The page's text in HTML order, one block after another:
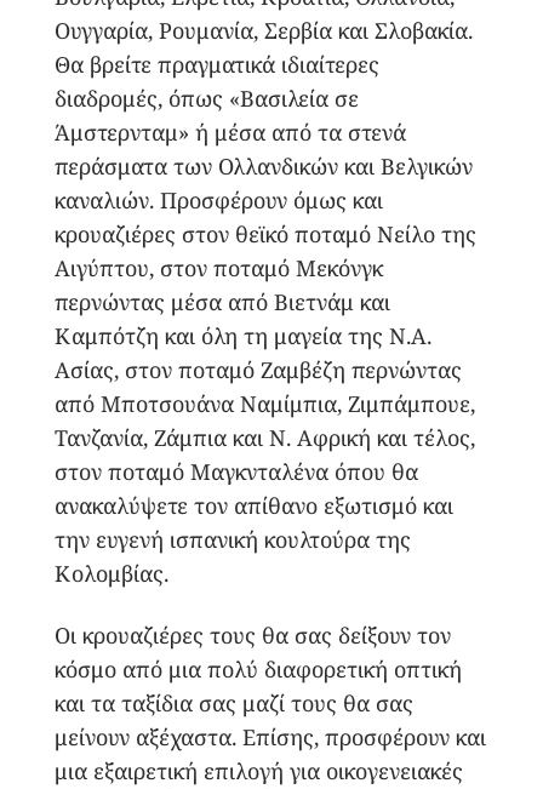
Ουγγαρία, Ρουμανία, Σερβία και Σλοβακία.
Θα βρείτε πραγματικά ιδιαίτερες
διαδρομές, όπως «Βασιλεία σε
Άμστερνταμ» ή μέσα από τα στενά
περάσματα των Ολλανδικών και Βελγικών
καναλιών. Προσφέρουν όμως και
κρουαζιέρες στον θεϊκό ποταμό Νείλο της
Αιγύπτου, στον ποταμό Μεκόνγκ
περνώντας μέσα από Βιετνάμ και
Καμπότζη και όλη τη μαγεία της Ν.Α.
Ασίας, στον ποταμό Ζαμβέζη περνώντας
από Μποτσουάνα Ναμίμπια, Ζιμπάμπουε,
Τανζανία, Ζάμπια και Ν. Αφρική και τέλος,
στον ποταμό Μαγκνταλένα όπου θα
ανακαλύψετε τον απίθανο εξωτισμό και
την ευγενή ισπανική κουλτούρα της
Κολομβίας.
Οι κρουαζιέρες τους θα σας δείξουν τον
κόσμο από μια πολύ διαφορετική οπτική
και τα ταξίδια σας μαζί τους θα σας
μείνουν αξέχαστα. Επίσης, προσφέρουν και
μια εξαιρετική επιλογή για οικογενειακές